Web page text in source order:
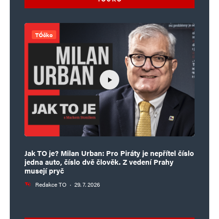
TÓčko
Jak TO je? Milan Urban: Pro Piráty je nepřítel číslo
jedna auto, číslo dvě člověk. Z vedení Prahy
musejí pryč
Redakce TO · 29. 7. 2026